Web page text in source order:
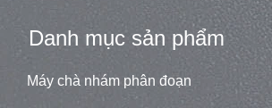
Danh mục sản phẩm
Máy chà nhám phân đoạn